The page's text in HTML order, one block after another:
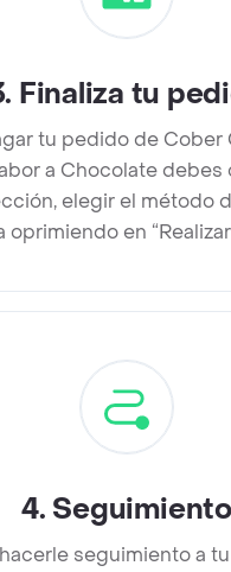
. Finaliza tu
tu pedido de Cober
a Chocolate debes
elegir el método
oprimiendo en
4. Seguimiento
seguimiento a